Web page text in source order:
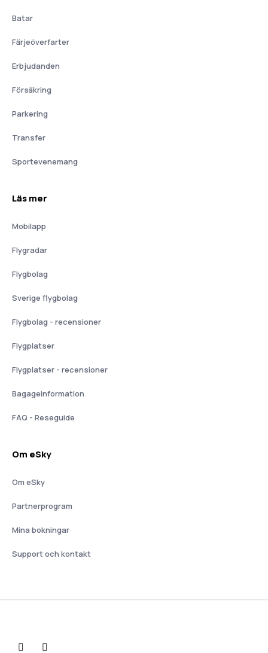
Batar
Färjeöverfarter
Erbjudanden
Försäkring
Parkering
Transfer
Sportevenemang
Läs mer
Mobilapp
Flygradar
Flygbolag
Sverige flygbolag
Flygbolag - recensioner
Flygplatser
Flygplatser - recensioner
Bagageinformation
FAQ - Reseguide
Om eSky
Om eSky
Partnerprogram
Mina bokningar
Support och kontakt